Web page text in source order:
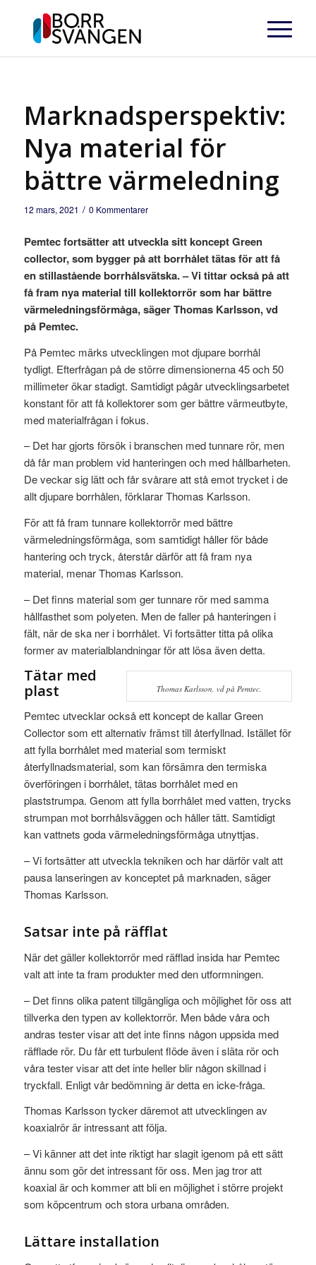
Marknadsperspektiv:
Nya material för
bättre värmeledning
12 mars, 2021 / 0 Kommentarer
Pemtec fortsätter att utveckla sitt koncept Green
collector, som bygger på att borrhålet tätas för att få
en stillastående borrhålsvätska.– Vi tittar också på att
få fram nya material till kollektorrör som har bättre
värmeledningsförmåga, säger Thomas Karlsson, vd
på Pemtec.
På Pemtec märks utvecklingen mot djupare borrhål
tydligt. Efterfrågan på de större dimensionerna 45 och 50
millimeter ökar stadigt. Samtidigt pågår utvecklingsarbetet
konstant för att få kollektorer som ger bättre värmeutbyte,
med materialfrågan i fokus.
– Det har gjorts försök i branschen med tunnare rör, men
då får man problem vid hanteringen och med hållbarheten.
De veckar sig lätt och får svårare att stå emot trycket i de
allt djupare borrhålen, förklarar Thomas Karlsson.
För att få fram tunnare kollektorrör med bättre
värmeledningsförmåga, som samtidigt håller för både
hantering och tryck, återstår därför att få fram nya
material, menar Thomas Karlsson.
– Det finns material som ger tunnare rör med samma
hållfasthet som polyeten. Men de faller på hanteringen i
fält, när de ska ner i borrhålet. Vi fortsätter titta på olika
former av materialblandningar för att lösa även detta.
Thomas Karlsson, vd på Pemtec.
Tätar med
plast
Pemtec utvecklar också ett koncept de kallar Green
Collector som ett alternativ främst till återfyllnad. Istället för
att fylla borrhålet med material som termiskt
återfyllnadsmaterial, som kan försämra den termiska
överföringen i borrhålet, tätas borrhålet med en
plaststrumpa. Genom att fylla borrhålet med vatten, trycks
strumpan mot borrhålsväggen och håller tätt. Samtidigt
kan vattnets goda värmeledningsförmåga utnyttjas.
– Vi fortsätter att utveckla tekniken och har därför valt att
pausa lanseringen av konceptet på marknaden, säger
Thomas Karlsson.
Satsar inte på räfflat
När det gäller kollektorrör med räfflad insida har Pemtec
valt att inte ta fram produkter med den utformningen.
– Det finns olika patent tillgängliga och möjlighet för oss att
tillverka den typen av kollektorrör. Men både våra och
andras tester visar att det inte finns någon uppsida med
räfflade rör. Du får ett turbulent flöde även i släta rör och
våra tester visar att det inte heller blir någon skillnad i
tryckfall. Enligt vår bedömning är detta en icke-fråga.
Thomas Karlsson tycker däremot att utvecklingen av
koaxialrör är intressant att följa.
– Vi känner att det inte riktigt har slagit igenom på ett sätt
ännu som gör det intressant för oss. Men jag tror att
koaxial är och kommer att bli en möjlighet i större projekt
som köpcentrum och stora urbana områden.
Lättare installation